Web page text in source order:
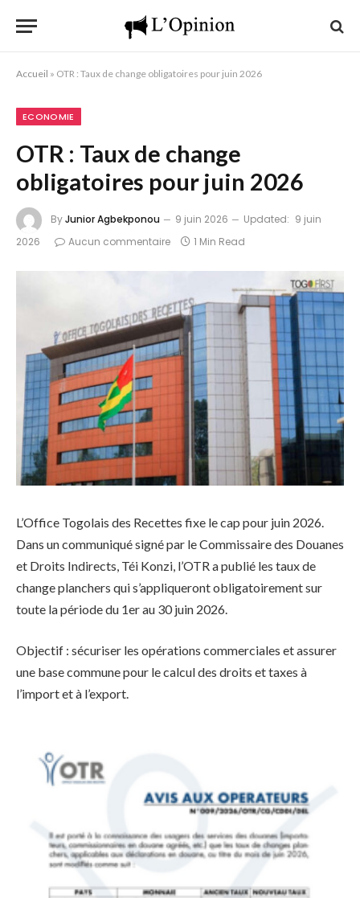
Accueil » OTR : Taux de change obligatoires pour juin 2026
ECONOMIE
OTR : Taux de change
obligatoires pour juin 2026
ByJunior Agbekponou 9 juin 2026 Updated: 9 juin
2026
Aucun commentaire 1 Min Read
L’Office Togolais des Recettes fixe le cap pour juin 2026.
Dans un communiqué signé par le Commissaire des Douanes
et Droits Indirects, Téi Konzi, l’OTR a publié les taux de
change planchers qui s’appliqueront obligatoirement sur
toute la période du 1er au 30 juin 2026.
Objectif : sécuriser les opérations commerciales et assurer
une base commune pour le calcul des droits et taxes à
l’import et à l’export.